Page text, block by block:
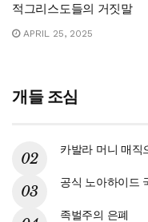
적그리스도들의 거짓말
APRIL 25, 2025
개들 조심
카발라 머니 매직
공식 노아하이드
족벌주의 은폐